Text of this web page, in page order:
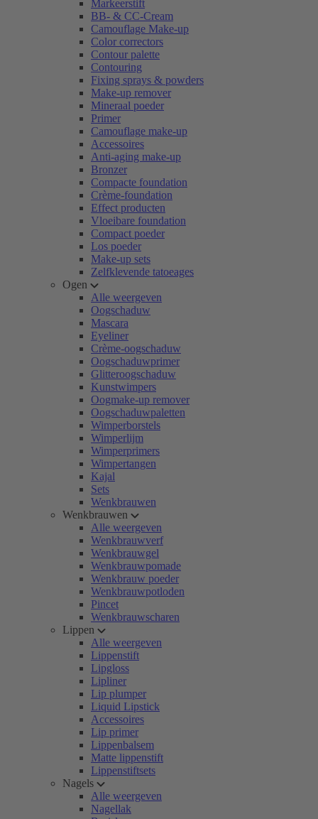
Markeerstift
BB- & CC-Cream
Camouflage Make-up
Color correctors
Contour palette
Contouring
Fixing sprays & powders
Make-up remover
Mineraal poeder
Primer
Camouflage make-up
Accessoires
Anti-aging make-up
Bronzer
Compacte foundation
Crème-foundation
Effect producten
Vloeibare foundation
Compact poeder
Los poeder
Make-up sets
Zelfklevende tatoeages
Ogen
Alle weergeven
Oogschaduw
Mascara
Eyeliner
Crème-oogschaduw
Oogschaduwprimer
Glitteroogschaduw
Kunstwimpers
Oogmake-up remover
Oogschaduwpaletten
Wimperborstels
Wimperlijm
Wimperprimers
Wimpertangen
Kajal
Sets
Wenkbrauwen
Wenkbrauwen
Alle weergeven
Wenkbrauwverf
Wenkbrauwgel
Wenkbrauwpomade
Wenkbrauw poeder
Wenkbrauwpotloden
Pincet
Wenkbrauwscharen
Lippen
Alle weergeven
Lippenstift
Lipgloss
Lipliner
Lip plumper
Liquid Lipstick
Accessoires
Lip primer
Lippenbalsem
Matte lippenstift
Lippenstiftsets
Nagels
Alle weergeven
Nagellak